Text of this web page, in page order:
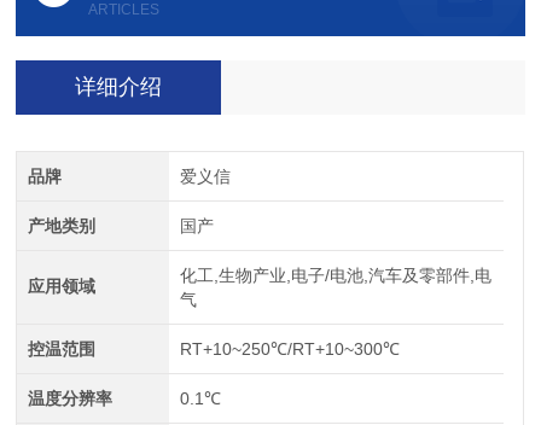
ARTICLES
详细介绍
品牌 爱义信
产地类别 国产
应用领域
化工,生物产业,电子/电池,汽车及零部件,电
气
控温范围 RT+10~250℃/RT+10~300℃
温度分辨率 0.1℃